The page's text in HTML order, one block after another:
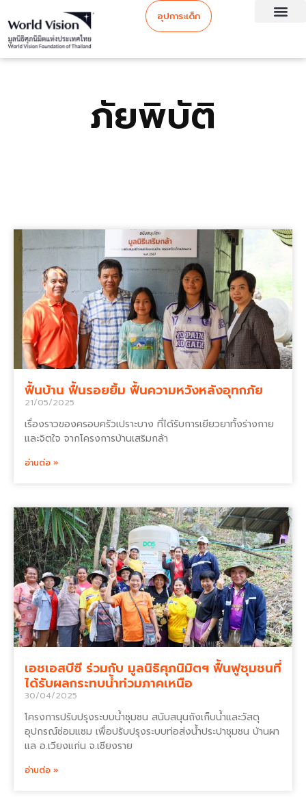
อุปการะเด็ก
ภัยพิบัติ
ฟื้นบ้าน ฟื้นรอยยิ้ม ฟื้นความหวังหลังอุทกภัย
21/05/2025
เรื่องราวของครอบครัวเปราะบาง ที่ได้รับการเยียวยาทั้งร่างกาย
และจิตใจ จากโครงการบ้านเสริมกล้า
อ่านต่อ »
เอชเอสบีซี ร่วมกับ มูลนิธิศุภนิมิตฯ ฟื้นฟูชุมชนที่
ได้รับผลกระทบน้ำท่วมภาคเหนือ
30/04/2025
โครงการปรับปรุงระบบน้ำชุมชน สนับสนุนถังเก็บน้ำและวัสดุ
อุปกรณ์ซ่อมแซม เพื่อปรับปรุงระบบท่อส่งน้ำประปาชุมชน บ้านผา
แล อ.เวียงแก่น จ.เชียงราย
อ่านต่อ »